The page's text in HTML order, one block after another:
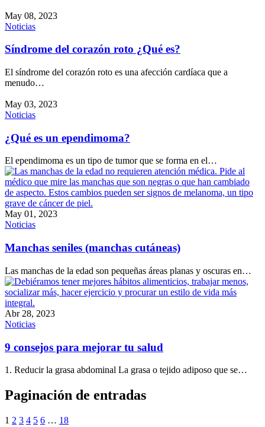
May 08, 2023
Noticias
Síndrome del corazón roto ¿Qué es?
El síndrome del corazón roto es una afección cardíaca que a
menudo…
May 03, 2023
Noticias
¿Qué es un ependimoma?
El ependimoma es un tipo de tumor que se forma en el…
May 01, 2023
Noticias
Manchas seniles (manchas cutáneas)
Las manchas de la edad son pequeñas áreas planas y oscuras en…
Abr 28, 2023
Noticias
9 consejos para mejorar tu salud
1. Reducir la grasa abdominal La grasa o tejido adiposo que se…
Paginación de entradas
1 2 3 4 5 6 … 18